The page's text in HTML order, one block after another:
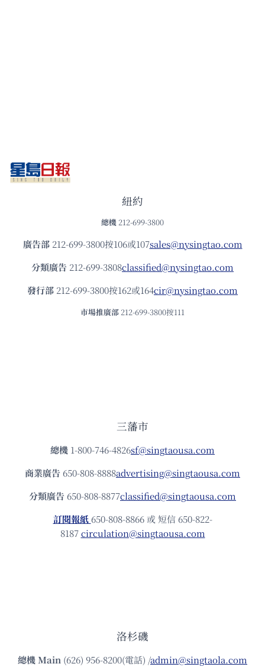
紐約
總機 212-699-3800
廣告部212-699-3800按106或107sales@nysingtao.com
分類廣告 212-699-3808classified@nysingtao.com
發⾏部 212-699-3800按162或164cir@nysingtao.com
市場推廣部 212-699-3800按111
三藩市
總機 1-800-746-4826sf@singtaousa.com
商業廣告 650-808-8888advertising@singtaousa.com
分類廣告 650-808-8877classified@singtaousa.com
訂閱報紙 650-808-8866 或 短信 650-822-
8187circulation@singtaousa.com
洛杉磯
總機Main (626) 956-8200(電話) /admin@singtaola.com